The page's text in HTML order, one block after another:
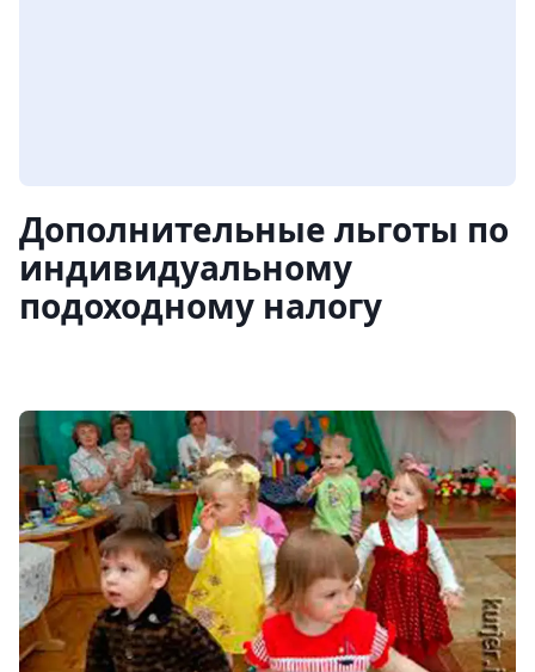
Дополнительные льготы по
индивидуальному
подоходному налогу